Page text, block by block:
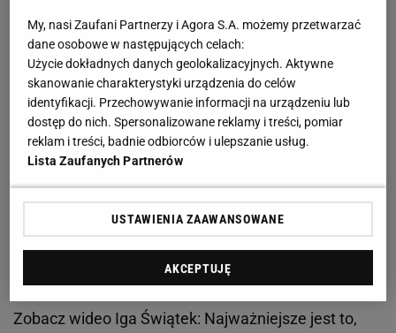
Zobacz wideo Iga Świątek: Najważniejsze jest to,
My, nasi Zaufani Partnerzy i Agora S.A. możemy przetwarzać
dane osobowe w następujących celach:
Użycie dokładnych danych geolokalizacyjnych. Aktywne
skanowanie charakterystyki urządzenia do celów
identyfikacji. Przechowywanie informacji na urządzeniu lub
dostęp do nich. Spersonalizowane reklamy i treści, pomiar
reklam i treści, badnie odbiorców i ulepszanie usług.
Lista Zaufanych Partnerów
USTAWIENIA ZAAWANSOWANE
AKCEPTUJĘ